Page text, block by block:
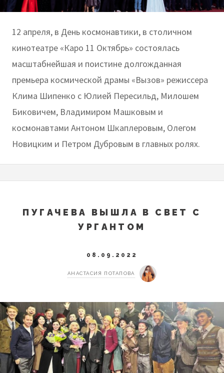
12 апреля, в День космонавтики, в столичном
кинотеатре «Каро 11 Октябрь» состоялась
масштабнейшая и поистине долгожданная
премьера космической драмы «Вызов» режиссера
Клима Шипенко с Юлией Пересильд, Милошем
Биковичем, Владимиром Машковым и
космонавтами Антоном Шкаплеровым, Олегом
Новицким и Петром Дубровым в главных ролях.
ПУГАЧЕВА ВЫШЛА В СВЕТ С
УРГАНТОМ
08.09.2022
АНАСТАСИЯ ПОТАПОВА